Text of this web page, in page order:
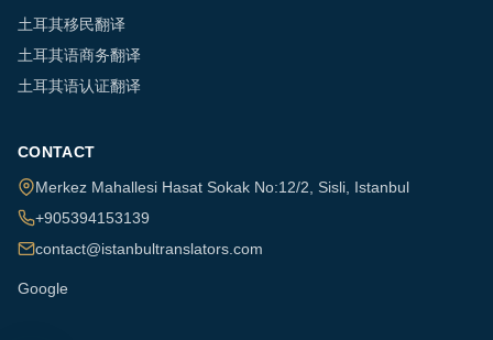
土耳其移民翻译
土耳其语商务翻译
土耳其语认证翻译
CONTACT
Merkez Mahallesi Hasat Sokak No:12/2, Sisli, Istanbul
+905394153139
contact@istanbultranslators.com
Google